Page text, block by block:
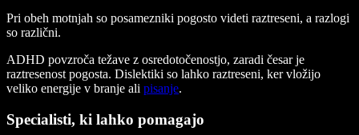
Pri obeh motnjah so posamezniki pogosto videti raztreseni, a razlogi
so različni.
ADHD povzroča težave z osredotočenostjo, zaradi česar je
raztresenost pogosta. Dislektiki so lahko raztreseni, ker vložijo
veliko energije v branje ali pisanje.
Specialisti, ki lahko pomagajo